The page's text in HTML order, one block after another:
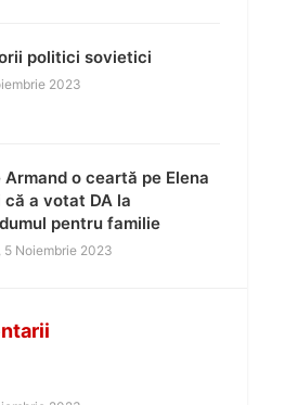
politici sovietici
2023
o ceartă pe Elena
că a votat DA la
pentru familie
5 Noiembrie 2023